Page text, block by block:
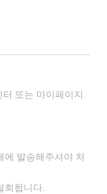
또는 마이페이지
에 발송해주셔야 처
회됩니다.